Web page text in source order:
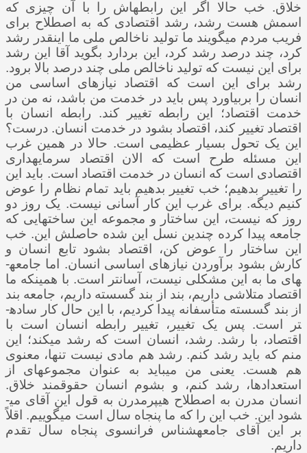
خلاق. خب حالا اگر این رابطه­اش را با آن چیزی که
اسمش هست رشد، رشد اقتصادی که به اصطلاح برای
فریب مردم می­گویند ما تولید ناخالص ملی ما اینقدر رشد
کرد، چند درصد رشد کرد، این بردارد بگوید آقا این رشد
برای این نیست که تولید ناخالص ملی چند درصد بالا برود.
رشد برای این است که اقتصاد نیازهای اساسی من
انسان را بربیاورد پس باید در خدمت من باشد، نه من در
خدمت اقتصاد؛ این رابطه تغییر کند. رابطه انسان با
اقتصاد تغییر کند، اقتصاد بشود در خدمت انسان. درست؟
این یک تحول بسیار عظیمی است. حالا در همین غرب
این مسئله طرح است که الان اقتصاد سرمایه­داری
اقتصادی است که انسان در خدمت اقتصاد است. باید این
را تغییر بدهیم؛ خب تغییر بدهیم باید تمام نظام را عوض
کنیم دیگه. برای غرب این کار آسانی نیست. یک روز دو
روز که نیست، این ساختار و مجموعه این ساخت­هایی که
جامعه پیدا کرده چندین نسل این شده حاصلش این. خب
این ساختار را عوض کن، اقتصاد بشود تابع انسان و
کارش بشود برآوردن نیازهای اساسی انسان. اما جامعه­
های ما به این مشکلی نیست، آسان­تر است. با همینکه ما
اقتصاد متلاشی داریم، بند از بند گسسته داریم، جامعه بند
از بند گسسته متأسفانه پیدا کردیم، با این حال کار ساده­
تر است. پس یک تغییر، تغییر رابطه انسان است با
اقتصاد، با رشد. رشد، انسان است که رشد می­کند؛ این
منم که باید رشد کنم. رشد هم مادی نیست تنها، معنوی
هم هست. یعنی من می­باید به عنوان مجموعه­­ای از
استعدادها، رشد کنم، و بشوم انسان حقوق­مند خلاق.
انسان مدرن به اصطلاح هیپرمدرن به قول این آقای می­
شود این. خب این را که ما پنجاه سال است می­گوییم. اقلاً
بر این آقای جامعه­شناس فرانسوی پنجاه سال تقدم
داریم.